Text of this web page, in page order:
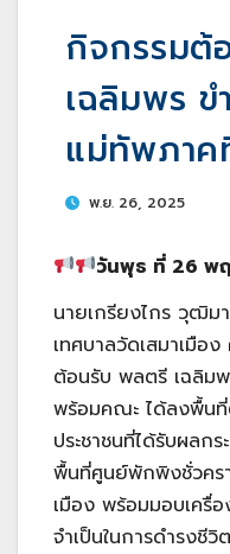
กิจกรรมต้
เฉลิมพร ข
แม่ทัพภา
พ.ย. 26, 2025
วันพุธ ที่ 26 พ
นายเกรียงไกร วุฒิม
เทศบาลวัดเสมาเมือ
ต้อนรับ พลตรี เฉลิม
พร้อมคณะ ได้ลงพื้นที่
ประชาชนที่ได้รับผลก
พื้นที่ศูนย์พักพิงชั่วครา
เมือง พร้อมมอบเครื่
จำเป็นในการดำรงชี